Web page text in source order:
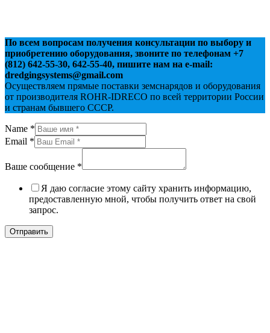
По всем вопросам получения консультации по выбору и
приобретению оборудования, звоните по телефонам +7
(812) 642-55-30, 642-55-40, пишите нам на e-mail:
dredgingsystems@gmail.com
Осуществляем прямые поставки земснарядов и оборудования
от производителя ROHR-IDRECO по всей территории России
и странам бывшего CCCР.
Name *
Email *
Ваше сообщение *
Я даю согласие этому сайту хранить информацию,
предоставленную мной, чтобы получить ответ на свой
запрос.
Отправить